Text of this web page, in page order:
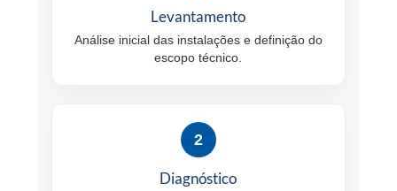
Levantamento
Análise inicial das instalações e definição do
escopo técnico.
2
Diagnóstico